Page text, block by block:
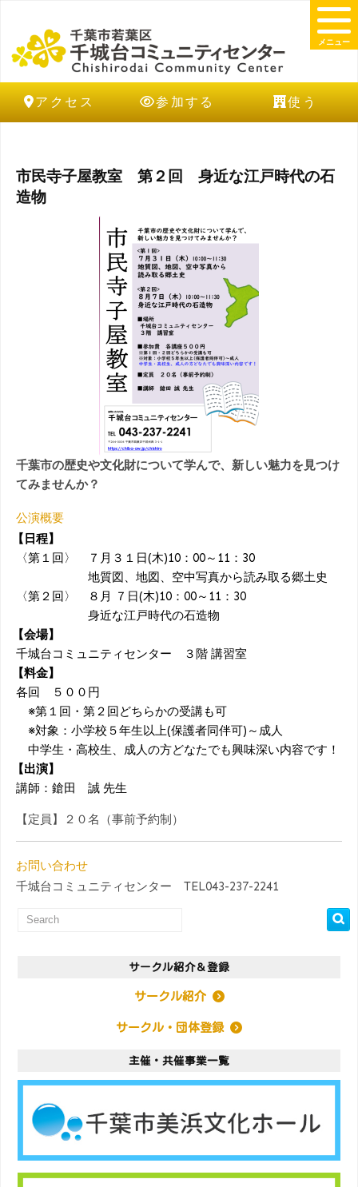
アクセス 参加する 使う
メニュー
市民寺子屋教室 第２回 身近な江戸時代の石
造物
千葉市の歴史や文化財について学んで、新しい魅力を見つけ
てみませんか？
公演概要
【日程】
〈第１回〉 ７月３１日(木)10：00～11：30
地質図、地図、空中写真から読み取る郷土史
〈第２回〉 ８月 ７日(木)10：00～11：30
身近な江戸時代の石造物
【会場】
千城台コミュニティセンター ３階 講習室
【料金】
各回 ５００円
※第１回・第２回どちらかの受講も可
※対象：小学校５年生以上(保護者同伴可)～成人
中学生・高校生、成人の方どなたでも興味深い内容です！
【出演】
講師：鎗田 誠 先生
【定員】２０名（事前予約制）
お問い合わせ
千城台コミュニティセンター TEL043-237-2241
サークル紹介＆登録
サークル紹介
サークル・団体登録
主催・共催事業一覧